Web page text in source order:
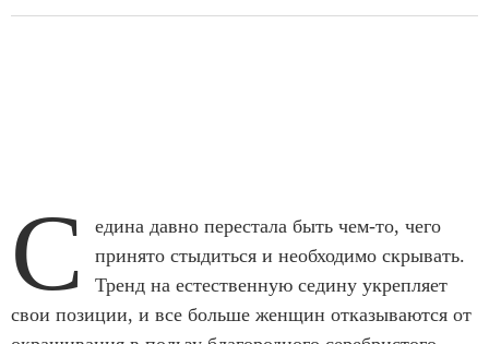
С
едина давно перестала быть чем-то, чего
принято стыдиться и необходимо скрывать.
Тренд на естественную седину укрепляет
свои позиции, и все больше женщин отказываются от